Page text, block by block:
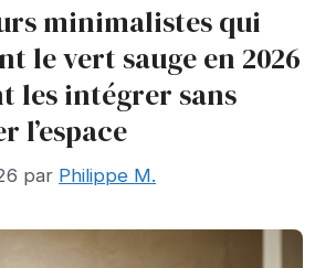
minimalistes qui
le vert sauge en 2026
les intégrer sans
l’espace
par Philippe M.